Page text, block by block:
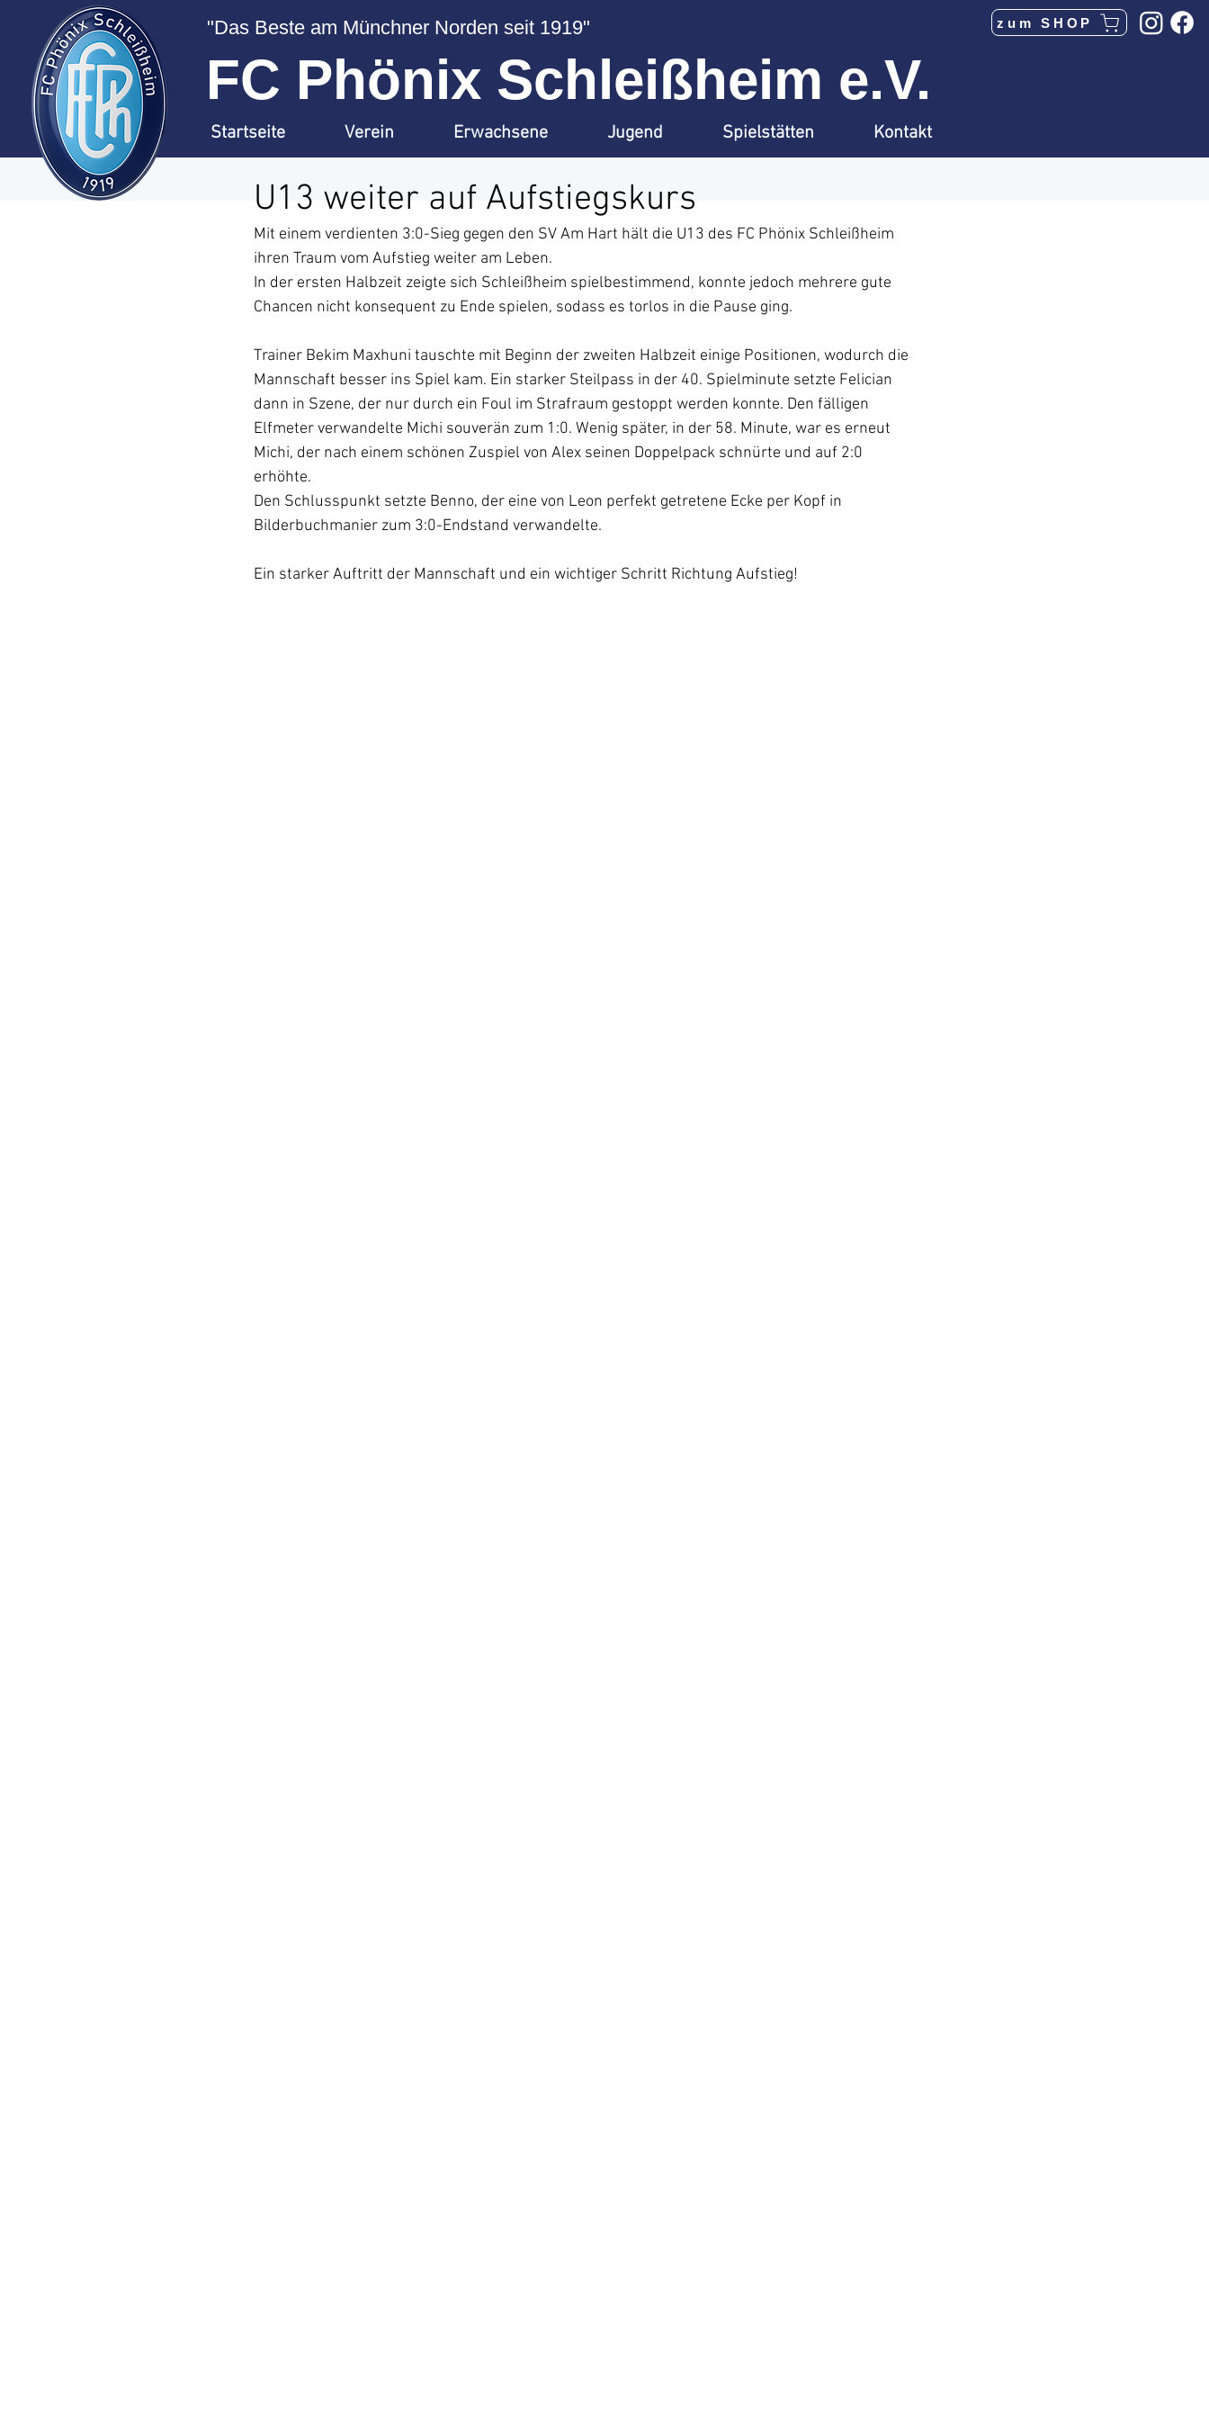
zum SHOP
"Das Beste am Münchner Norden seit 1919"
FC Phönix Schleißheim e.V.
Startseite Verein Erwachsene Jugend Spielstätten Kontakt
U13 weiter auf Aufstiegskurs
Mit einem verdienten 3:0-Sieg gegen den SV Am Hart hält die U13 des FC Phönix Schleißheim
ihren Traum vom Aufstieg weiter am Leben.
In der ersten Halbzeit zeigte sich Schleißheim spielbestimmend, konnte jedoch mehrere gute
Chancen nicht konsequent zu Ende spielen, sodass es torlos in die Pause ging.
Trainer Bekim Maxhuni tauschte mit Beginn der zweiten Halbzeit einige Positionen, wodurch die
Mannschaft besser ins Spiel kam. Ein starker Steilpass in der 40. Spielminute setzte Felician
dann in Szene, der nur durch ein Foul im Strafraum gestoppt werden konnte. Den fälligen
Elfmeter verwandelte Michi souverän zum 1:0. Wenig später, in der 58. Minute, war es erneut
Michi, der nach einem schönen Zuspiel von Alex seinen Doppelpack schnürte und auf 2:0
erhöhte.
Den Schlusspunkt setzte Benno, der eine von Leon perfekt getretene Ecke per Kopf in
Bilderbuchmanier zum 3:0-Endstand verwandelte.
Ein starker Auftritt der Mannschaft und ein wichtiger Schritt Richtung Aufstieg!